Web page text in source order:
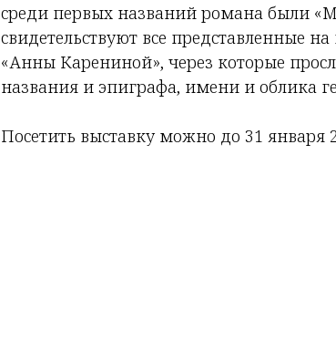
среди первых названий романа были
свидетельствуют все представленные
«Анны Карениной», через которые
названия и эпиграфа, имени и облика
Посетить выставку можно до 31 января